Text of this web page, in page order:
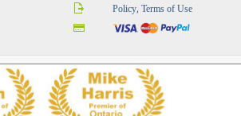
Policy, Terms of Use